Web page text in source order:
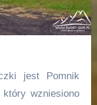
jest Pomnik
wzniesiono